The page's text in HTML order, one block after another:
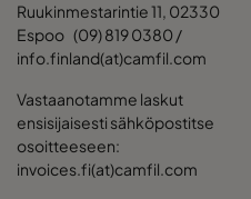
Ruukinmestarintie 11, 02330
Espoo (09) 819 0380 /
info.finland(at)camfil.com
Vastaanotamme laskut
ensisijaisesti sähköpostitse
osoitteeseen:
invoices.fi(at)camfil.com